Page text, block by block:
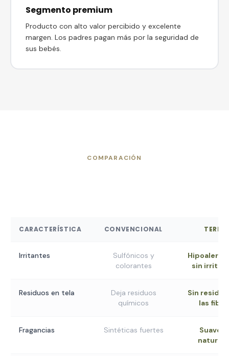
Segmento premium
Producto con alto valor percibido y excelente
margen. Los padres pagan más por la seguridad de
sus bebés.
COMPARACIÓN
CARACTERÍSTICA CONVENCIONAL TERRA
Irritantes
Sulfónicos y
colorantes
sin
Residuos en tela
Deja residuos
químicos
Sin
las
Fragancias Sintéticas fuertes
Suaves